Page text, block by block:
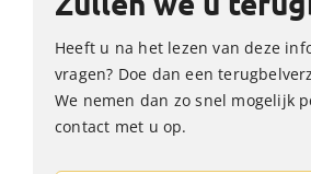
Heeft u na het lezen van deze
vragen? Doe dan een
We nemen dan zo snel mogelijk
contact met u op.